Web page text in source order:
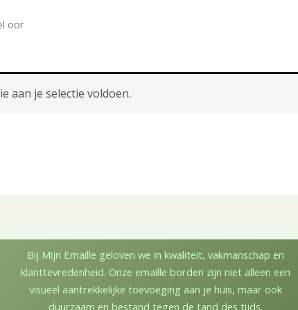
oor
aan je selectie voldoen.
Bij Mijn Emaille geloven we in kwaliteit, vakmanschap en
klanttevredenheid. Onze emaille borden zijn niet alleen een
visueel aantrekkelijke toevoeging aan je huis, maar ook
duurzaam en bestand tegen de tand des tijds.